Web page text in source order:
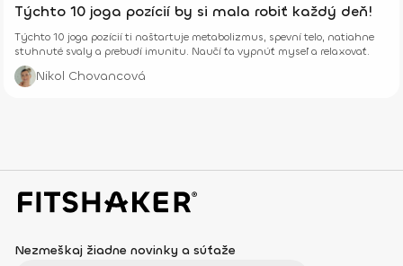
Týchto 10 joga pozícií by si mala robiť každý deň!
Týchto 10 joga pozícií ti naštartuje metabolizmus, spevní telo, natiahne
stuhnuté svaly a prebudí imunitu. Naučí ťa vypnúť myseľ a relaxovať.
Nikol Chovancová
Nezmeškaj žiadne novinky a súťaže